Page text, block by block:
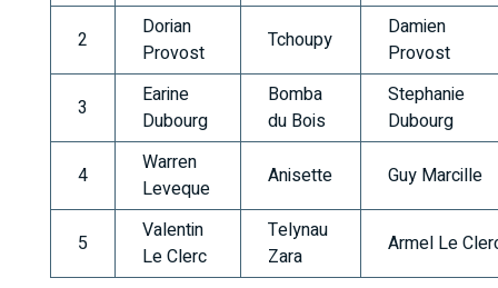
2
Dorian
Provost
Tchoupy
Damien
Provost
3
Earine
Dubourg
Bomba
du Bois
Stephanie
Dubourg
4
Warren
Leveque
Anisette Guy Marcille
5
Valentin
Le Clerc
Telynau
Zara
Armel Le